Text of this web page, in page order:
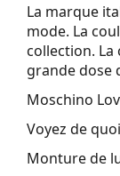
La marque
mode. La
collection.
grande dose
Moschino
Voyez de
Monture de